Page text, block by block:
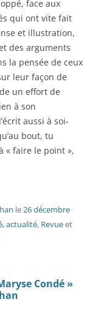
face aux
qui ont vite fait
et illustration,
des arguments
la pensée de ceux
leur façon de
un effort de
à son
aussi à soi-
bout, tu
« faire le point »,
le26 décembre
actualité, Revueet
Condé »